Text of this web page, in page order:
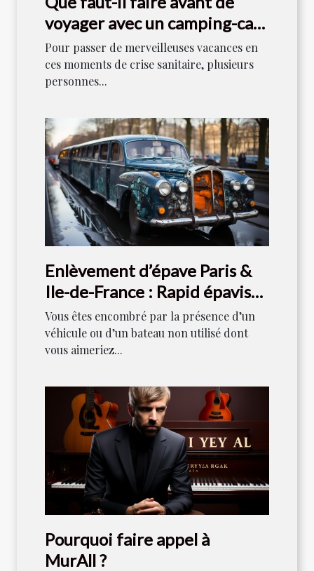
voyager avec un camping-car
en 2021 ?
Pour passer de merveilleuses vacances en
ces moments de crise sanitaire, plusieurs
personnes...
Enlèvement d’épave Paris &
Ile-de-France : Rapid épaviste
est votre référence
Vous êtes encombré par la présence d’un
véhicule ou d’un bateau non utilisé dont
vous aimeriez...
Pourquoi faire appel à
MurAll ?